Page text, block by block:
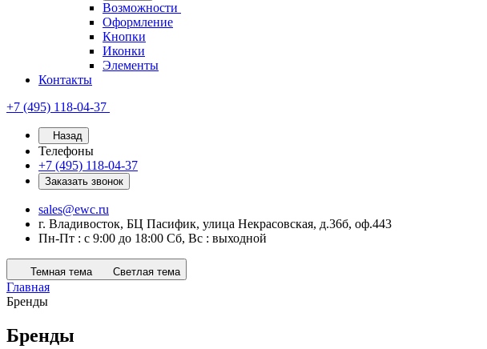
Возможности
Оформление
Кнопки
Иконки
Элементы
Контакты
+7 (495) 118-04-37
Назад
Телефоны
+7 (495) 118-04-37
Заказать звонок
sales@ewc.ru
г. Владивосток, БЦ Пасифик, улица Некрасовская, д.36б, оф.443
Пн-Пт : с 9:00 до 18:00 Сб, Вс : выходной
Темная тема Светлая тема
Главная
Бренды
Бренды